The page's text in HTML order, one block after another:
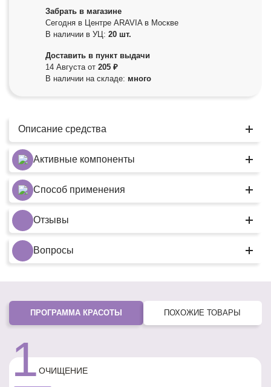
Забрать в магазине
Сегодня в Центре ARAVIA в Москве
В наличии в УЦ: 20 шт.
Доставить в пункт выдачи
14 Августа от 205 ₽
В наличии на складе: много
Описание средства
Активные компоненты
Способ применения
Отзывы
Вопросы
ПРОГРАММА КРАСОТЫ ПОХОЖИЕ ТОВАРЫ
1ОЧИЩЕНИЕ